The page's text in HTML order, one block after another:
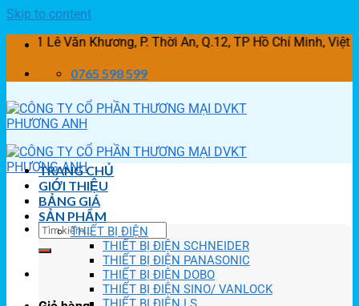
Skip to content
21 Lê Văn Khương, P. Thời An, Q.12, TP Hồ Chí Minh, Việt
0765 598 599
TRANG CHỦ
GIỚI THIỆU
BẢNG GIÁ
SẢN PHẨM
THIẾT BỊ ĐIỆN
THIẾT BỊ ĐIỆN SCHNEIDER
THIẾT BỊ ĐIỆN PANASONIC
THIẾT BỊ ĐIỆN DOBO
THIẾT BỊ ĐIỆN SINO/ VANLOCK